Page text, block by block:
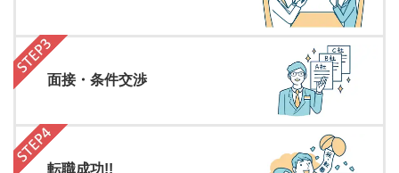
面接・条件交渉
転職成功!!